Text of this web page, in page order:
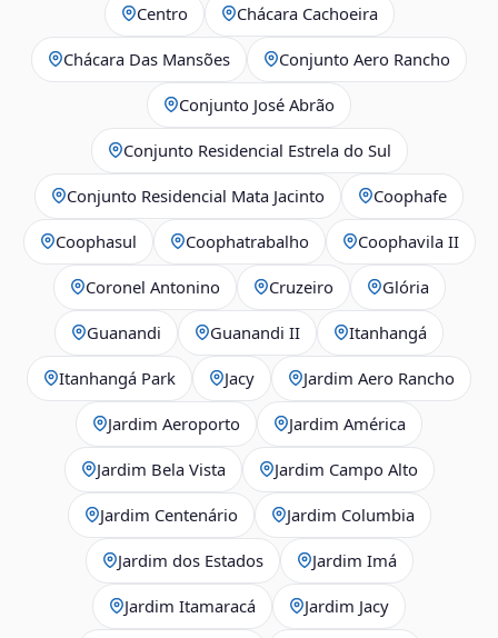
Centro Chácara Cachoeira
Chácara Das Mansões Conjunto Aero Rancho
Conjunto José Abrão
Conjunto Residencial Estrela do Sul
Conjunto Residencial Mata Jacinto Coophafe
Coophasul Coophatrabalho Coophavila II
Coronel Antonino Cruzeiro Glória
Guanandi Guanandi II Itanhangá
Itanhangá Park Jacy Jardim Aero Rancho
Jardim Aeroporto Jardim América
Jardim Bela Vista Jardim Campo Alto
Jardim Centenário Jardim Columbia
Jardim dos Estados Jardim Imá
Jardim Itamaracá Jardim Jacy